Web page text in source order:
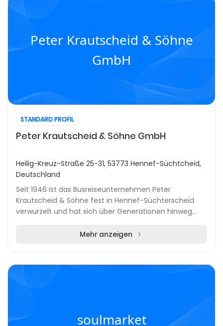
Peter Krautscheid & Söhne
GmbH
STANDARD PROFIL
Peter Krautscheid & Söhne GmbH
Heilig-Kreuz-Straße 25-31, 53773 Hennef-Süchtcheid,
Deutschland
Seit 1946 ist das Busreiseunternehmen Peter
Krautscheid & Söhne fest in Hennef-Süchterscheid
verwurzelt und hat sich über Generationen hinweg
Mehr anzeigen
soulmarket